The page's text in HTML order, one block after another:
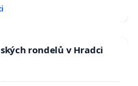
rondelů v Hradci